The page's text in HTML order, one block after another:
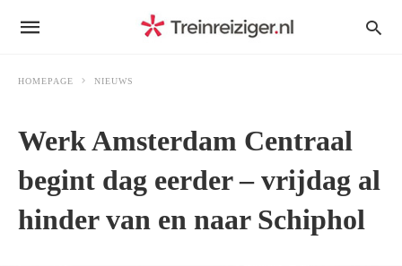
HOMEPAGE NIEUWS
Werk Amsterdam Centraal
begint dag eerder – vrijdag al
hinder van en naar Schiphol